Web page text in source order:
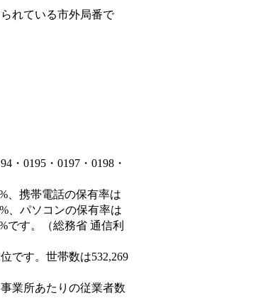
れている市外局番で
・0195・0197・0198・
、携帯電話の保有率は
、パソコンの保有率は
です。（総務省 通信利
です。世帯数は532,269
業所あたりの従業者数